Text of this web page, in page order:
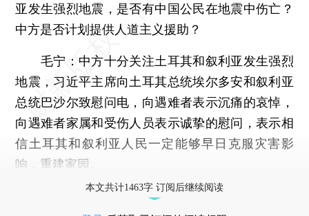
亚发生强烈地震，是否有中国公民在地震中伤亡？
中方是否计划提供人道主义援助？
毛宁： 中方十分关注土耳其和叙利亚发生强烈
地震，习近平主席向土耳其总统埃尔多安和叙利亚
总统巴沙尔致慰问电，向遇难者表示沉痛的哀悼，
向遇难者家属和受伤人员表示诚挚的慰问，表示相
信土耳其和叙利亚人民一定能够早日克服灾害影
响，重建家园。
本文共计1463字 订阅后继续阅读